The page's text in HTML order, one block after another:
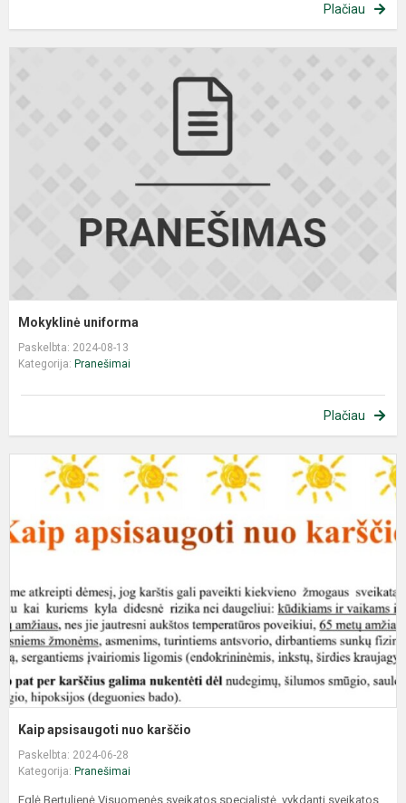
Plačiau
Mokyklinė uniforma
Paskelbta: 2024-08-13
Kategorija: Pranešimai
Plačiau
Kaip apsisaugoti nuo karščio
Paskelbta: 2024-06-28
Kategorija: Pranešimai
Eglė Bertulienė Visuomenės sveikatos specialistė, vykdanti sveikatos